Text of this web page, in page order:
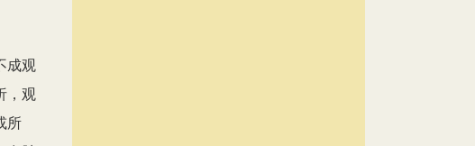
成观
，观
所